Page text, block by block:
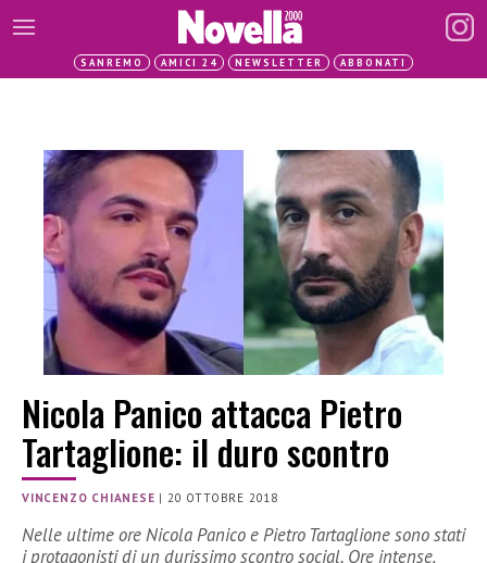
SANREMO AMICI 24 NEWSLETTER ABBONATI
Nicola Panico attacca Pietro
Tartaglione: il duro scontro
VINCENZO CHIANESE | 20 OTTOBRE 2018
Nelle ultime ore Nicola Panico e Pietro Tartaglione sono stati
i protagonisti di un durissimo scontro social. Ore intense,